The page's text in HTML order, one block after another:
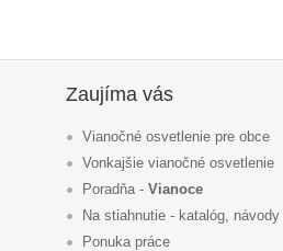
Zaujíma vás
Vianočné osvetlenie pre obce
Vonkajšie vianočné osvetlenie
Poradňa - Vianoce
Na stiahnutie - katalóg, návody
Ponuka práce